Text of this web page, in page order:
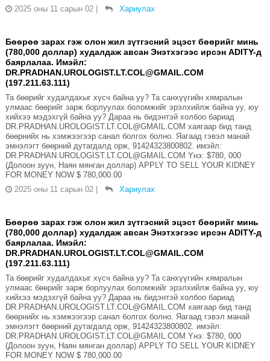
2025 оны 11 сарын 02
Хариулах
Бөөрөө зарах гэж олон жил зүтгэсний эцэст бөөрийг минь
(780,000 доллар) худалдаж авсан Энэтхэгээс ирсэн ADITY-д
баярлалаа. Имэйл:
DR.PRADHAN.UROLOGIST.LT.COL@GMAIL.COM
(197.211.63.111)
Та бөөрийг худалдахыг хүсч байна уу? Та санхүүгийн хямралын
улмаас бөөрийг зарж борлуулах боломжийг эрэлхийлж байна уу, юу
хийхээ мэдэхгүй байна уу? Дараа нь бидэнтэй холбоо бариад
DR.PRADHAN.UROLOGIST.LT.COL@GMAIL.COM хаягаар бид танд
бөөрнийх нь хэмжээгээр санал болгох болно. Яагаад гэвэл манай
эмнэлэгт бөөрний дутагдалд орж, 91424323800802. имэйл:
DR.PRADHAN.UROLOGIST.LT.COL@GMAIL.COM Yнэ: $780, 000
(Долоон зуун, Наян мянган доллар) APPLY TO SELL YOUR KIDNEY
FOR MONEY NOW $ 780,000.00
2025 оны 11 сарын 02
Хариулах
Бөөрөө зарах гэж олон жил зүтгэсний эцэст бөөрийг минь
(780,000 доллар) худалдаж авсан Энэтхэгээс ирсэн ADITY-д
баярлалаа. Имэйл:
DR.PRADHAN.UROLOGIST.LT.COL@GMAIL.COM
(197.211.63.111)
Та бөөрийг худалдахыг хүсч байна уу? Та санхүүгийн хямралын
улмаас бөөрийг зарж борлуулах боломжийг эрэлхийлж байна уу, юу
хийхээ мэдэхгүй байна уу? Дараа нь бидэнтэй холбоо бариад
DR.PRADHAN.UROLOGIST.LT.COL@GMAIL.COM хаягаар бид танд
бөөрнийх нь хэмжээгээр санал болгох болно. Яагаад гэвэл манай
эмнэлэгт бөөрний дутагдалд орж, 91424323800802. имэйл:
DR.PRADHAN.UROLOGIST.LT.COL@GMAIL.COM Yнэ: $780, 000
(Долоон зуун, Наян мянган доллар) APPLY TO SELL YOUR KIDNEY
FOR MONEY NOW $ 780,000.00